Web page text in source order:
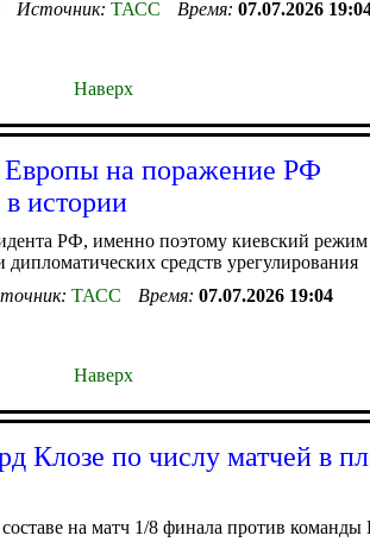
Источник: ТАСС Время: 07.07.2026
Наверх
Европы на поражение РФ
истории
РФ, именно поэтому киевский режим
средств урегулирования
ТАСС Время: 07.07.2026 19:04
Наверх
Клозе по числу матчей в
на матч 1/8 финала против команды